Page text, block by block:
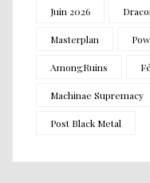
Juin 2026
Masterplan
AmongRuins
Machinae Supremacy
Post Black Metal